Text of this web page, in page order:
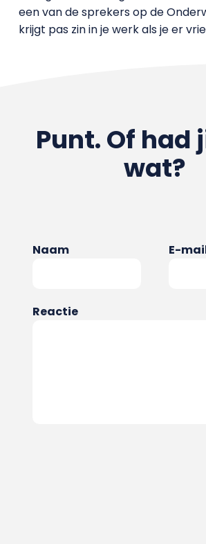
een van de sprekers op de
krijgt pas zin in je werk als je er
Punt. Of had
wat?
Naam E-
Reactie